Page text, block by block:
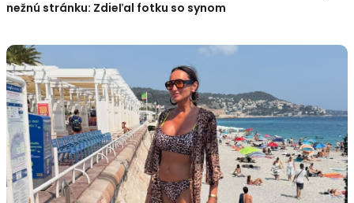
nežnú stránku: Zdieľal fotku so synom